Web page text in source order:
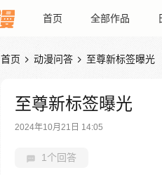
首页 全部作品
首页  动漫问答  至尊新标签曝光
至尊新标签曝光
2024年10月21日 14:05
1个回答